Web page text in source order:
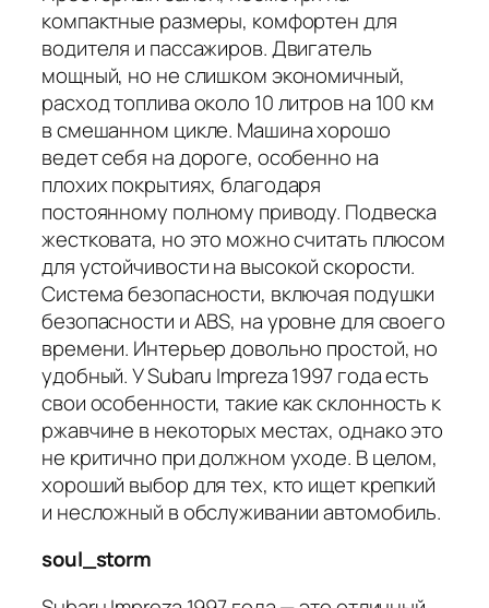
компактные размеры, комфортен для
водителя и пассажиров. Двигатель
мощный, но не слишком экономичный,
расход топлива около 10 литров на 100 км
в смешанном цикле. Машина хорошо
ведет себя на дороге, особенно на
плохих покрытиях, благодаря
постоянному полному приводу. Подвеска
жестковата, но это можно считать плюсом
для устойчивости на высокой скорости.
Система безопасности, включая подушки
безопасности и ABS, на уровне для своего
времени. Интерьер довольно простой, но
удобный. У Subaru Impreza 1997 года есть
свои особенности, такие как склонность к
ржавчине в некоторых местах, однако это
не критично при должном уходе. В целом,
хороший выбор для тех, кто ищет крепкий
и несложный в обслуживании автомобиль.
soul_storm